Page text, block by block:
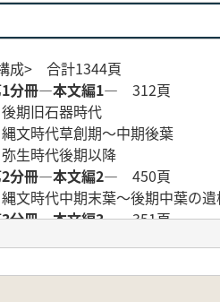
成> 合計1344頁
分冊―本文編1― 312頁
期旧石器時代
文時代草創期～中期後葉
生時代後期以降
分冊―本文編2― 450頁
文時代中期末葉～後期中葉の遺
分冊―本文編3―351頁
とめ